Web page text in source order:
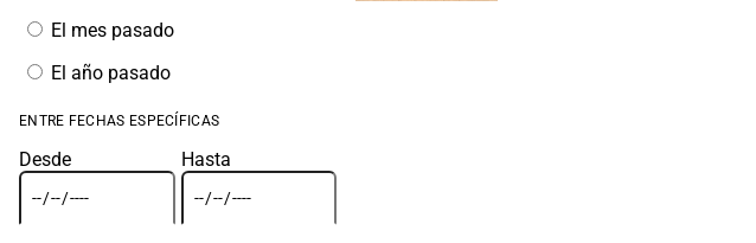
El mes pasado
El año pasado
ENTRE FECHAS ESPECÍFICAS
Desde Hasta